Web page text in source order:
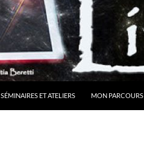
SÉMINAIRES ET ATELIERS MON PARCOURS